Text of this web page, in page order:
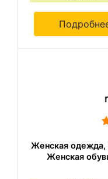
Женская
Женская